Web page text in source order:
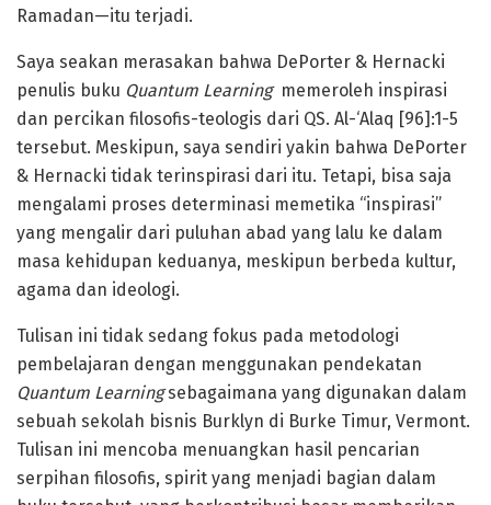
Ramadan—itu terjadi.
Saya seakan merasakan bahwa DePorter & Hernacki
penulis buku Quantum Learning memeroleh inspirasi
dan percikan filosofis-teologis dari QS. Al-‘Alaq [96]:1-5
tersebut. Meskipun, saya sendiri yakin bahwa DePorter
& Hernacki tidak terinspirasi dari itu. Tetapi, bisa saja
mengalami proses determinasi memetika “inspirasi”
yang mengalir dari puluhan abad yang lalu ke dalam
masa kehidupan keduanya, meskipun berbeda kultur,
agama dan ideologi.
Tulisan ini tidak sedang fokus pada metodologi
pembelajaran dengan menggunakan pendekatan
Quantum Learningsebagaimana yang digunakan dalam
sebuah sekolah bisnis Burklyn di Burke Timur, Vermont.
Tulisan ini mencoba menuangkan hasil pencarian
serpihan filosofis, spirit yang menjadi bagian dalam